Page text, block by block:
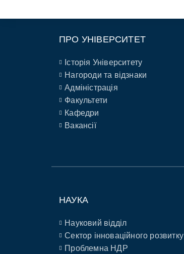
ПРО УНІВЕРСИТЕТ
Історія Університету
Нагороди та відзнаки
Адміністрація
Факультети
Кафедри
Вакансії
НАУКА
Науковий відділ
Сектор інноваційного розвитку
Проблемна НДР